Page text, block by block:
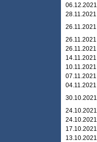
06.12.2021
28.11.2021
26.11.2021
26.11.2021
26.11.2021
14.11.2021
10.11.2021
07.11.2021
04.11.2021
30.10.2021
24.10.2021
24.10.2021
17.10.2021
13.10.2021